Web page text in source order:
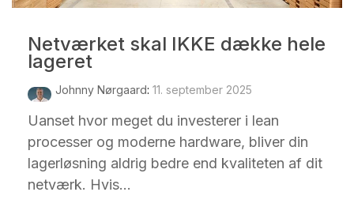
Netværket skal IKKE dække hele
lageret
Johnny Nørgaard: 11. september 2025
Uanset hvor meget du investerer i lean
processer og moderne hardware, bliver din
lagerløsning aldrig bedre end kvaliteten af dit
netværk. Hvis...